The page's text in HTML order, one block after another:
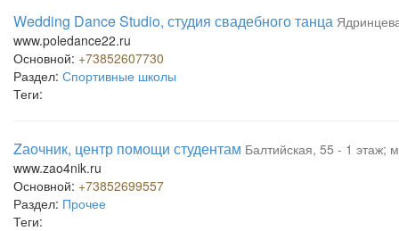
Wedding Dance Studio, студия свадебного танца
www.poledance22.ru
Основной: +73852607730
Раздел: Спортивные школы
Теги:
Zаочник, центр помощи студентам Балтийская, 55 - 1 этаж;
www.zao4nik.ru
Основной: +73852699557
Раздел: Прочее
Теги: